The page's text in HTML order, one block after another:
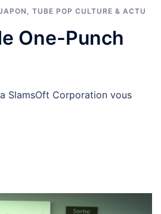
, TUBE POP CULTURE & ACTU
One-Punch
SlamsOft Corporation vous